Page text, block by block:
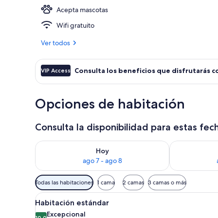
Acepta mascotas
Wifi gratuito
Ver todos
VIP Access Consulta los beneficios que disfrutarás
Opciones de habitación
Consulta la disponibilidad para estas
Hoy
ago 7 - ago 8
Consulta la disponibilidad para hoy ago 7 - ago 8
Consulta la
Filtros
disponibles
para
las
Todas las habitaciones 1 cama 2 camas 3 camas o más
Abrir
todas
Un dormitorio con cama,
6
Habitación estándar
Excepcional